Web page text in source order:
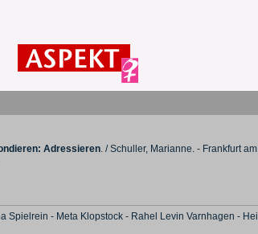
Adressieren. / Schuller, Marianne. - Frankfurt
Spielrein - Meta Klopstock - Rahel Levin Varnhagen -